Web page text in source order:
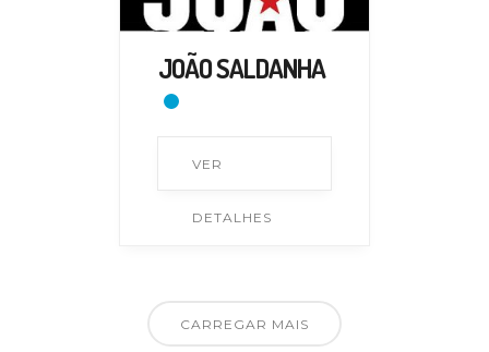
JOÃO SALDANHA
VER
DETALHES
CARREGAR MAIS